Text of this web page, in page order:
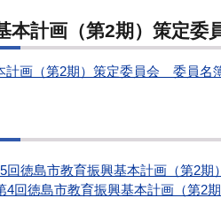
本計画（第2期）策定
計画（第2期）策定委員会 委員名
回徳島市教育振興基本計画（第2期
4回徳島市教育振興基本計画（第2